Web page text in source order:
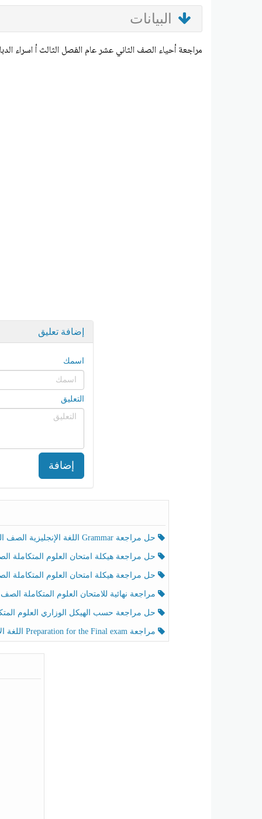
البيانات
مراجعة أحياء الصف الثاني عشر عام الفصل الثالث أ اسراء
إضافة تعليق
اسمك
التعليق
إضافة
حل مراجعة Grammar اللغة الإنجليزية الصف الخامس الفصل الثالث
حل مراجعة هيكلة امتحان العلوم المتكاملة الصف الخامس انسبير الفصل
حل مراجعة هيكلة امتحان العلوم المتكاملة الصف الخامس عام الفصل
مراجعة نهائية للامتحان العلوم المتكاملة الصف الخامس انسبير الفصل
حل مراجعة حسب الهيكل الوزاري العلوم المتكاملة الصف الخامس عام الفصل
مراجعة Preparation for the Final exam اللغة الإنجليزية الصف الرابع الفصل الثالث